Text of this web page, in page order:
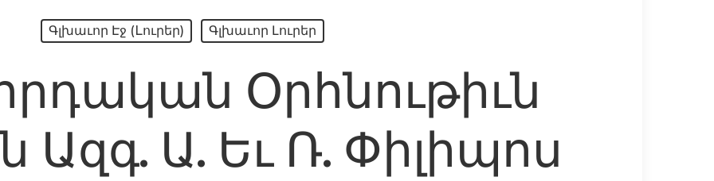
Գլխաւոր Էջ (Lուրեր) Գլխաւոր Լուրեր
Օրհնութիւն
Ա. Եւ Ռ. Փիլիպոս